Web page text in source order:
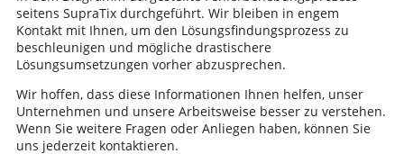
seitens SupraTix durchgeführt. Wir bleiben in engem
Kontakt mit Ihnen, um den Lösungsfindungsprozess zu
beschleunigen und mögliche drastischere
Lösungsumsetzungen vorher abzusprechen.
Wir hoffen, dass diese Informationen Ihnen helfen, unser
Unternehmen und unsere Arbeitsweise besser zu verstehen.
Wenn Sie weitere Fragen oder Anliegen haben, können Sie
uns jederzeit kontaktieren.